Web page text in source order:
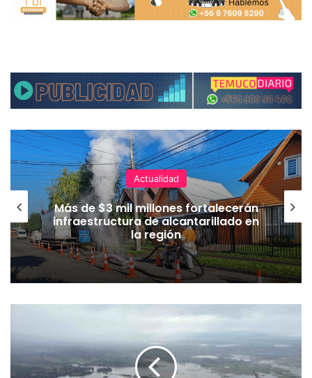
Actualidad
Más de $3 mil millones fortalecerán
infraestructura de alcantarillado en
la región
i